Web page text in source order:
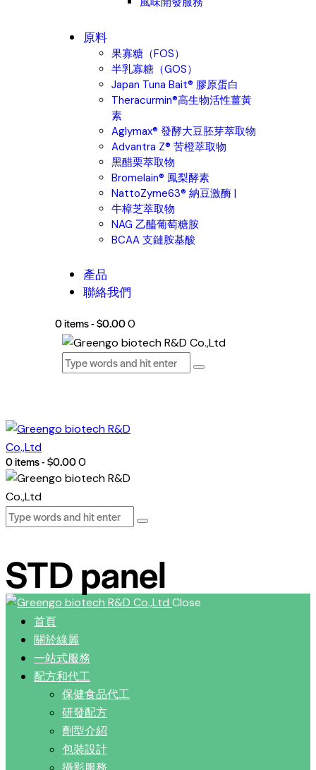
原料
果寡糖（FOS）
半乳寡糖（GOS）
Japan Tuna Bait® 膠原蛋白
Theracurmin®高生物活性薑黃
素
Aglymax® 發酵大豆胚芽萃取物
Advantra Z® 苦橙萃取物
黑醋栗萃取物
Bromelain® 鳳梨酵素
NattoZyme63® 納豆激酶 |
牛樟芝萃取物
NAG 乙醯葡萄糖胺
BCAA 支鏈胺基酸
產品
聯絡我們
0 items-$0.000
0 items-$0.000
STD panel
Close
首頁
關於綠麗
一站式服務
配方和代工
保健食品代工
研發配方
劑型介紹
包裝設計